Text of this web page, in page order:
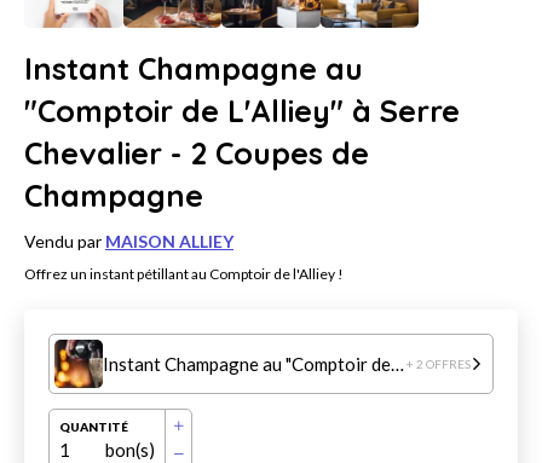
Instant Champagne au
"Comptoir de L'Alliey" à Serre
Chevalier - 2 Coupes de
Champagne
Vendu par MAISON ALLIEY
Offrez un instant pétillant au Comptoir de l'Alliey !
Instant Champagne au "Comptoir de L'Alliey" à Serre Chevalier - 2 Coupes de Champagne + 2 OFFRES
QUANTITÉ
1 bon(s)